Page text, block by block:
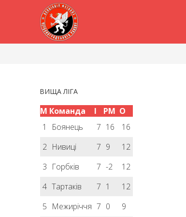
ВИЩА ЛІГА
М Команда І РМ О
1
Боянець 7 16
16
2 Нивиці 7 9
12
3 Горбків 7 -2
12
4 Тартаків 7 1
12
5 Межиріччя 7 0 9